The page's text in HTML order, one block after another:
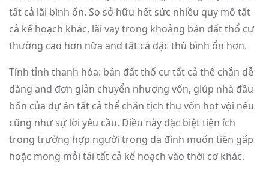
tất cả lãi bình ổn. So sở hữu hết sức nhiều quy mô tất
cả kế hoạch khác, lãi vay trong khoảng bán đất thổ cư
thường cao hơn nữa and tất cả đặc thù bình ổn hơn.
Tính tỉnh thanh hóa: bán đất thổ cư tất cả thể chắn dễ
dàng and đơn giản chuyển nhượng vốn, giúp nhà đầu
bốn của dự án tất cả thể chắn tịch thu vốn hot vội nếu
cũng như sự lời yêu cầu. Điều này đặc biệt tiện ích
trong trường hợp người trong da đình muốn tiền gấp
hoặc mong mỏi tái tất cả kế hoạch vào thời cơ khác.